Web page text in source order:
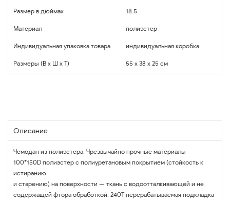
Размер в дюймах 18.5
Материал полиэстер
Индивидуальная упаковка товара индивидуальная коробка
Размеры (В x Ш x Т) 55 x 38 x 25 см
Описание
Чемодан из полиэстера. Чрезвычайно прочные материалы
100*150D полиэстер с полиуретановым покрытием (стойкость к
истиранию
и старению) на поверхности — ткань с водоотталкивающей и не
содержащей фтора обработкой. 240T перерабатываемая подкладка